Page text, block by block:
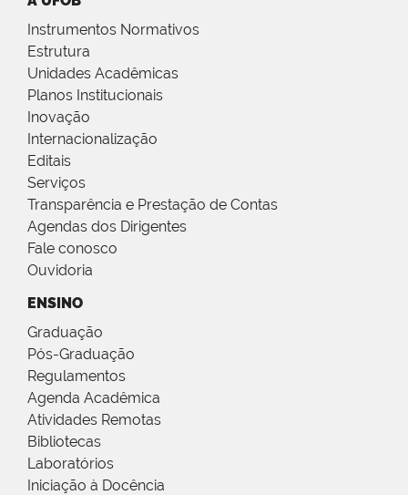
Instrumentos Normativos
Estrutura
Unidades Acadêmicas
Planos Institucionais
Inovação
Internacionalização
Editais
Serviços
Transparência e Prestação de Contas
Agendas dos Dirigentes
Fale conosco
Ouvidoria
ENSINO
Graduação
Pós-Graduação
Regulamentos
Agenda Acadêmica
Atividades Remotas
Bibliotecas
Laboratórios
Iniciação à Docência